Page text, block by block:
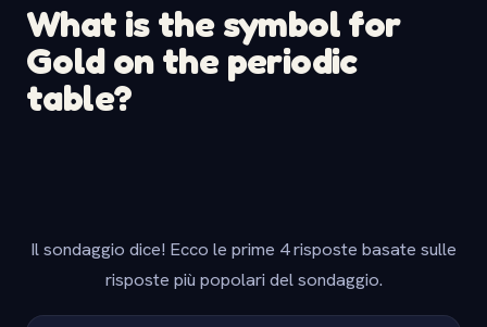
What is the symbol for
Gold on the periodic
table?
Il sondaggio dice! Ecco le prime 4 risposte basate sulle
risposte più popolari del sondaggio.